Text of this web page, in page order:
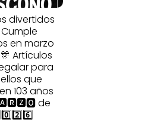
divertidos
en marzo
Artículos
para
que
103 años
de